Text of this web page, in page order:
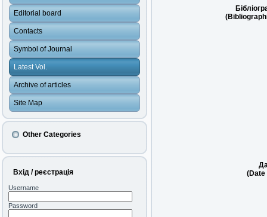
Editorial board
Contacts
Symbol of Journal
Latest Vol.
Archive of articles
Site Map
Other Categories
Вхід / реєстрація
Username
Password
(Date